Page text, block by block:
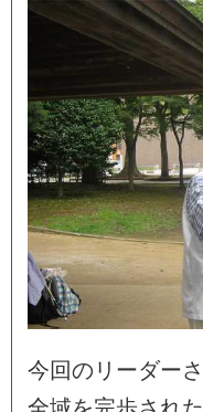
今回の リ ーダーさ